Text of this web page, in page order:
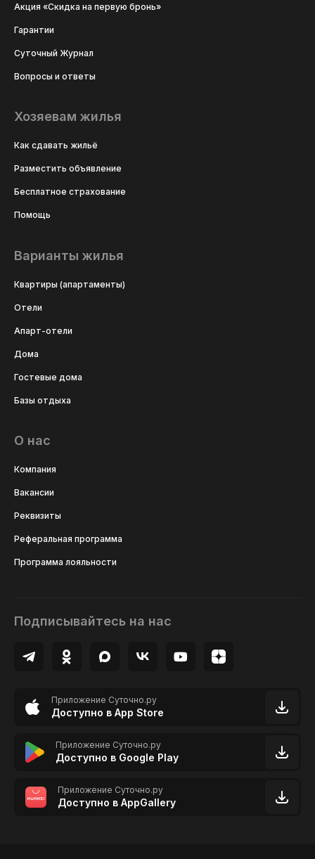
Акция «Скидка на первую бронь»
Гарантии
Суточный Журнал
Вопросы и ответы
Хозяевам жилья
Как сдавать жильё
Разместить объявление
Бесплатное страхование
Помощь
Варианты жилья
Квартиры (апартаменты)
Отели
Апарт-отели
Дома
Гостевые дома
Базы отдыха
О нас
Компания
Вакансии
Реквизиты
Реферальная программа
Программа лояльности
Подписывайтесь на нас
Приложение Суточно.ру
Доступно в App Store
Приложение Суточно.ру
Доступно в Google Play
Приложение Суточно.ру
Доступно в AppGallery